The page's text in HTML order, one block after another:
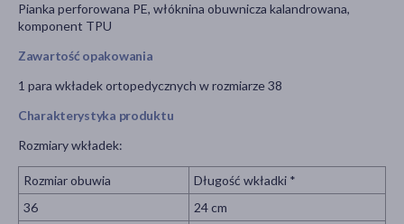
Pianka perforowana PE, włóknina obuwnicza kalandrowana,
komponent TPU
Zawartość opakowania
1 para wkładek ortopedycznych w rozmiarze 38
Charakterystyka produktu
Rozmiary wkładek:
Rozmiar obuwia
Długość wkładki *
36
24 cm